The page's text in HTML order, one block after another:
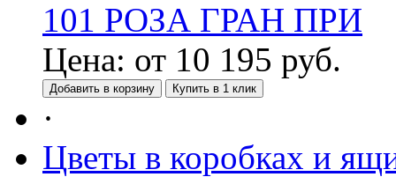
101 РОЗА ГРАН ПРИ
Цена: от 10 195 руб.
Добавить в корзину Купить в 1 клик
·
Цветы в коробках и